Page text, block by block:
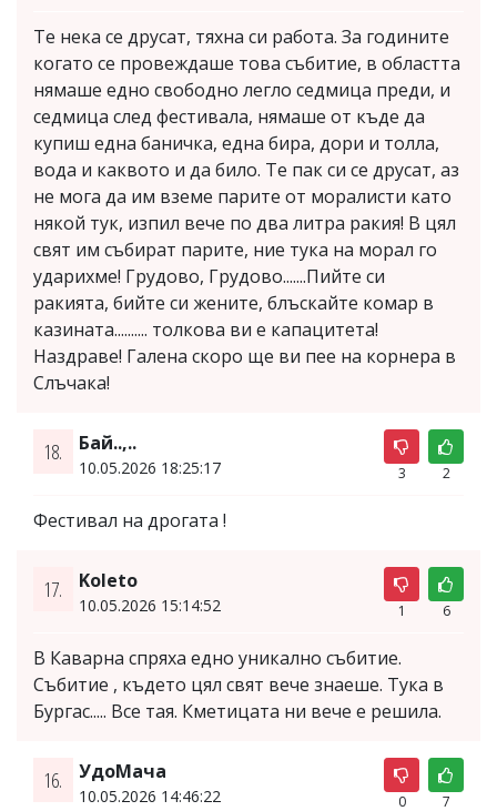
Те нека се друсат, тяхна си работа. За годините
когато се провеждаше това събитие, в областта
нямаше едно свободно легло седмица преди, и
седмица след фестивала, нямаше от къде да
купиш една баничка, една бира, дори и толла,
вода и каквото и да било. Те пак си се друсат, аз
не мога да им вземе парите от моралисти като
някой тук, изпил вече по два литра ракия! В цял
свят им събират парите, ние тука на морал го
ударихме! Грудово, Грудово.......Пийте си
ракията, бийте си жените, блъскайте комар в
казината.......... толкова ви е капацитета!
Наздраве! Галена скоро ще ви пее на корнера в
Слъчака!
18. Бай..,..
10.05.2026 18:25:17 3 2
Фестивал на дрогата !
17. Koleto
10.05.2026 15:14:52 1 6
В Каварна спряха едно уникално събитие.
Събитие , където цял свят вече знаеше. Тука в
Бургас..... Все тая. Кметицата ни вече е решила.
16. УдоМача
10.05.2026 14:46:22 0 7